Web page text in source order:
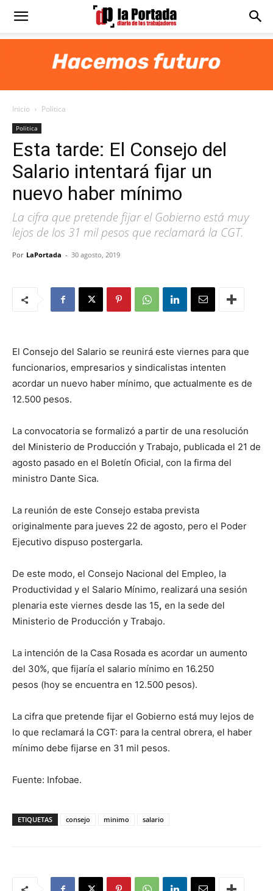
Diario
Portada
Inicio Politica
Politica
Esta tarde: El Consejo del
Salario intentará fijar un
nuevo haber mínimo
La cifra que pretende fijar el Gobierno está muy
lejos de los 31 mil pesos que reclamará la CGT.
Por LaPortada - 30 agosto, 2019
El Consejo del Salario se reunirá este viernes para que
funcionarios, empresarios y sindicalistas intenten
acordar un nuevo haber mínimo, que actualmente es de
12.500 pesos.
La convocatoria se formalizó a partir de una resolución
del Ministerio de Producción y Trabajo, publicada el 21 de
agosto pasado en el Boletín Oficial, con la firma del
ministro Dante Sica.
La reunión de este Consejo estaba prevista
originalmente para jueves 22 de agosto, pero el Poder
Ejecutivo dispuso postergarla.
De este modo, el Consejo Nacional del Empleo, la
Productividad y el Salario Mínimo, realizará una sesión
plenaria este viernes desde las 15, en la sede del
Ministerio de Producción y Trabajo.
La intención de la Casa Rosada es acordar un aumento
del 30%, que fijaría el salario mínimo en 16.250
pesos (hoy se encuentra en 12.500 pesos).
La cifra que pretende fijar el Gobierno está muy lejos de
lo que reclamará la CGT: para la central obrera, el haber
mínimo debe fijarse en 31 mil pesos.
Fuente: Infobae.
ETIQUETAS consejo minimo salario